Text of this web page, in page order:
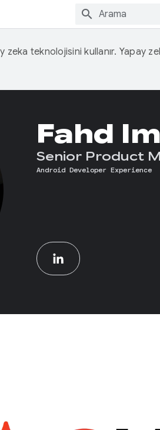
teknolojisini kullanır. Yapay
Fahd
Senior Product
Android Developer Experience